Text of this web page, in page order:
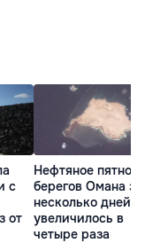
с
от
Нефтяное пятно у
берегов Омана за
несколько дней
увеличилось в
четыре раза